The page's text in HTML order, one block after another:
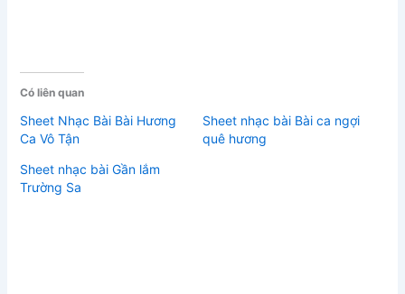
Có liên quan
Sheet Nhạc Bài Bài Hương
Ca Vô Tận
Sheet nhạc bài Bài ca ngợi
quê hương
Sheet nhạc bài Gần lắm
Trường Sa